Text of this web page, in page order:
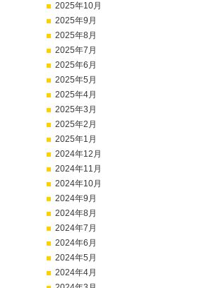
2025年10月
2025年9月
2025年8月
2025年7月
2025年6月
2025年5月
2025年4月
2025年3月
2025年2月
2025年1月
2024年12月
2024年11月
2024年10月
2024年9月
2024年8月
2024年7月
2024年6月
2024年5月
2024年4月